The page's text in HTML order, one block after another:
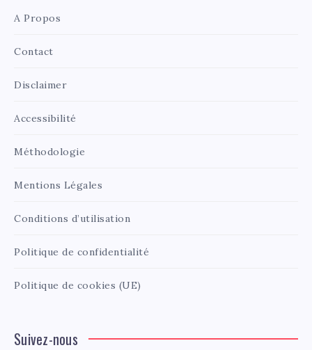
A Propos
Contact
Disclaimer
Accessibilité
Méthodologie
Mentions Légales
Conditions d’utilisation
Politique de confidentialité
Politique de cookies (UE)
Suivez-nous